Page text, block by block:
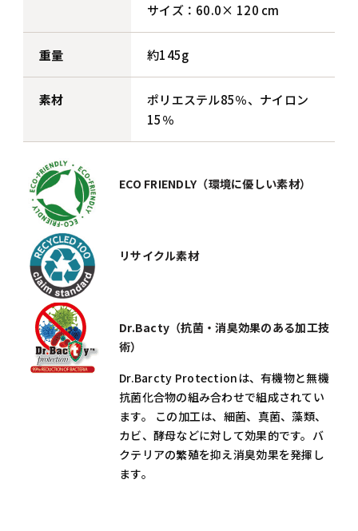
サイズ：60.0× 120 cm
重量 約145g
素材
ポリエステル85％、ナイロン
15％
ECO FRIENDLY（環境に優しい素材）
リサイクル素材
Dr.Bacty（抗菌・消臭効果のある加工技
術）
Dr.Barcty Protectionは、有機物と無機
抗菌化合物の組み合わせで組成されてい
ます。 この加工は、細菌、真菌、藻類、
カビ、酵母などに対して効果的です。バ
クテリアの繁殖を抑え消臭効果を発揮し
ます。